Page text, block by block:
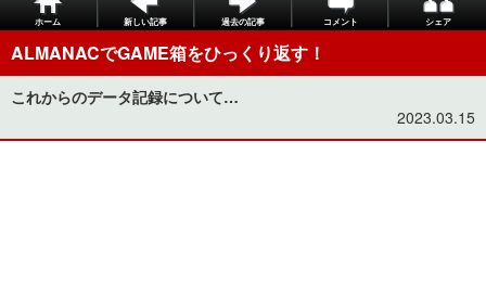
ホーム 新しい記事 過去の記事 コメント シェア
ALMANACでGAME箱をひっくり返す！
これからのデータ記録について…
2023.03.15